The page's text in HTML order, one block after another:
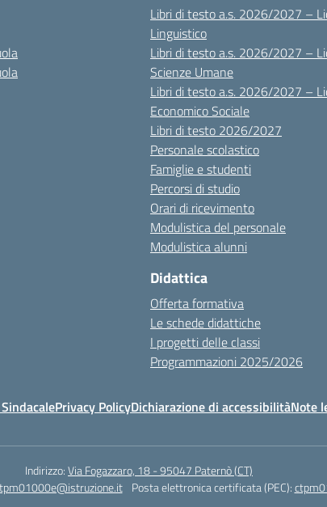
Libri di testo a.s. 2026/2027 –
Linguistico
Libri di testo a.s. 2026/2027 –
Scienze Umane
Libri di testo a.s. 2026/2027 –
Economico Sociale
Libri di testo 2026/2027
Personale scolastico
Famiglie e studenti
Percorsi di studio
Orari di ricevimento
Modulistica del personale
Modulistica alunni
Didattica
Offerta formativa
Le schede didattiche
I progetti delle classi
Programmazioni 2025/2026
Privacy PolicyDichiarazione di accessibilitàNote
Indirizzo:Via Fogazzaro, 18 - 95047 Paternò (CT)
Posta elettronica certificata (PEC):